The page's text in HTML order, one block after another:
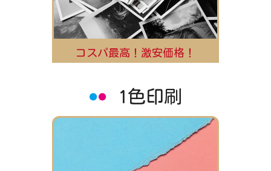
コスパ最高！激安価格！
1色印刷